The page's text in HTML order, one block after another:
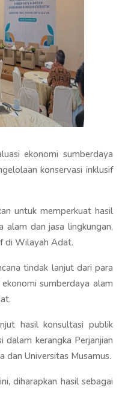
ekonomi sumberdaya
konservasi inklusif
untuk memperkuat hasil
alam dan jasa lingkungan,
di Wilayah Adat.
tindak lanjut dari para
sumberdaya alam
hasil konsultasi publik
dalam kerangka Perjanjian
dan Universitas Musamus.
diharapkan hasil sebagai